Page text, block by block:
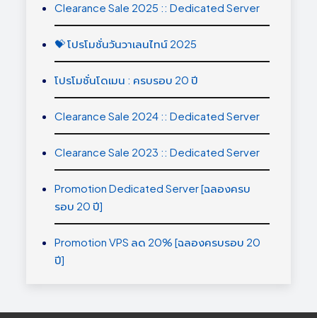
Clearance Sale 2025 :: Dedicated Server
💝 โปรโมชั่นวันวาเลนไทน์ 2025
โปรโมชั่นโดเมน : ครบรอบ 20 ปี
Clearance Sale 2024 :: Dedicated Server
Clearance Sale 2023 :: Dedicated Server
Promotion Dedicated Server [ฉลองครบ
รอบ 20 ปี]
Promotion VPS ลด 20% [ฉลองครบรอบ 20
ปี]